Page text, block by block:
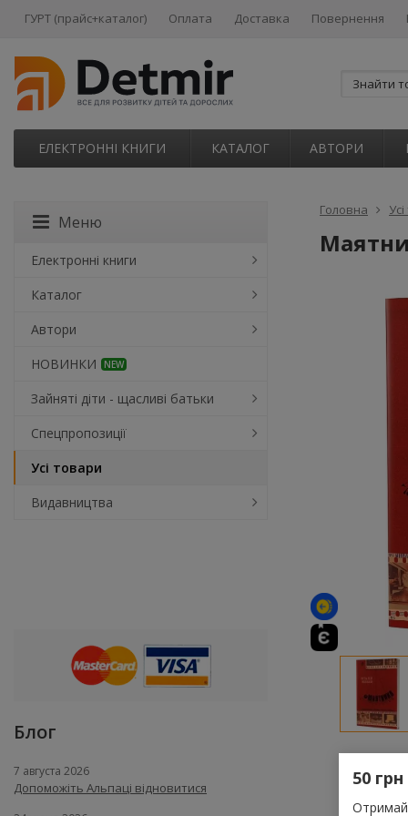
ГУРТ (прайс+каталог) Оплата Доставка Повернення
ЕЛЕКТРОННІ КНИГИ КАТАЛОГ АВТОРИ
Головна
Меню
Електронні книги
Каталог
Автори
НОВИНКИ
NEW
Зайняті діти - щасливі батьки
Спецпропозиції
Усі товари
Видавництва
Блог
7 августа 2026
Допоможіть Альпаці відновитися 50
Отримай